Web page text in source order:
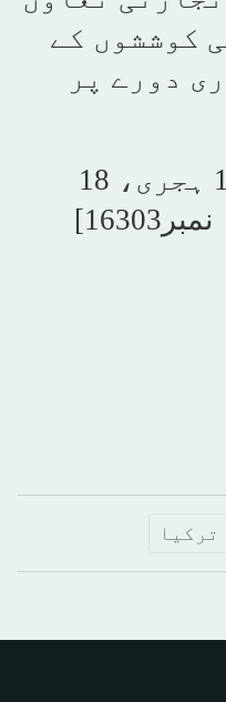
کوششوں کے
دورے پر
منگل-30 ذوالحج 1444 ہجری، 18
[16303
تركيا